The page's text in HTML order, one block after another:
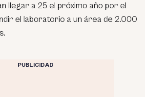
llegar a 25 el próximo año por el
el laboratorio a un área de 2.000
PUBLICIDAD